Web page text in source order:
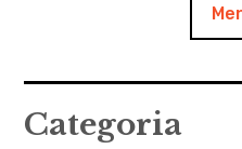
CDD
Categoria